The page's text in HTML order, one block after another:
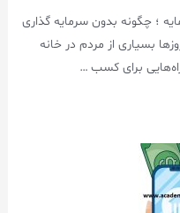
؛ چگونه بدون سرمایه گذاری
بسیاری از مردم در خانه
برای کسب …